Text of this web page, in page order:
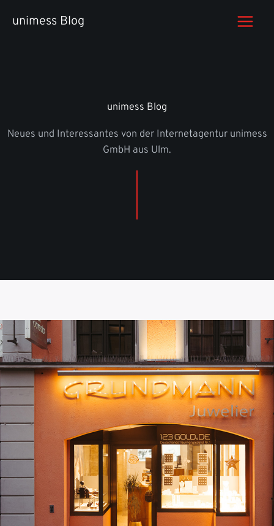
Inhaltunimess Blog
unimess Blog
Neues und Interessantes von der Internetagentur unimess
GmbH aus Ulm.
SEITE
SEITESEITESEITE